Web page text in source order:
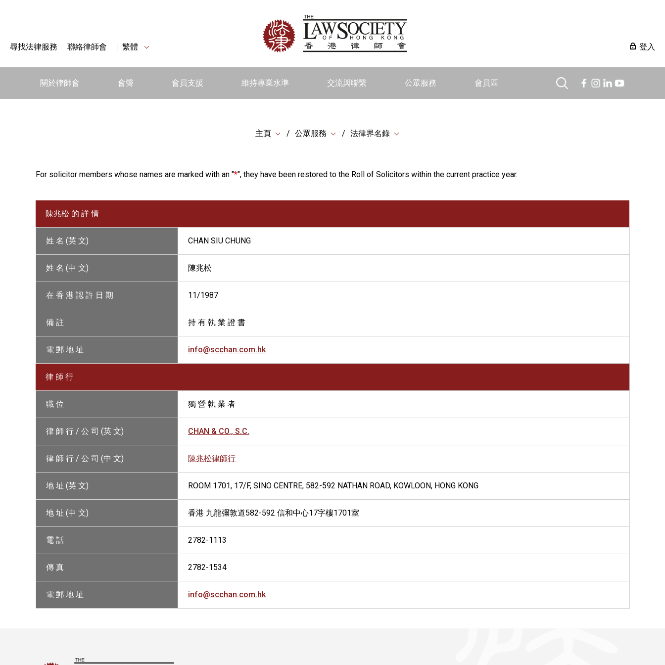
尋找法律服務 聯絡律師會 繁體 登入
關於律師會 會聲 會員支援 維持專業水準 交流與聯繫 公眾服務 會員區
主頁 公眾服務 法律界名錄
For solicitor members whose names are marked with an "*", they have been restored to the Roll of Solicitors within the current practice year.
陳兆松 的 詳 情
姓 名 (英 文) CHAN SIU CHUNG
姓 名 (中 文) 陳兆松
在 香 港 認 許 日 期 11/1987
備 註 持 有 執 業 證 書
電 郵 地 址 info@scchan.com.hk
律 師 行
職 位 獨 營 執 業 者
律 師 行 / 公 司 (英 文) CHAN & CO., S.C.
律 師 行 / 公 司 (中 文) 陳兆松律師行
地 址 (英 文) ROOM 1701, 17/F, SINO CENTRE, 582-592 NATHAN ROAD, KOWLOON, HONG KONG
地 址 (中 文) 香港 九龍彌敦道582-592 信和中心17字樓1701室
電 話 2782-1113
傳 真 2782-1534
電 郵 地 址 info@scchan.com.hk